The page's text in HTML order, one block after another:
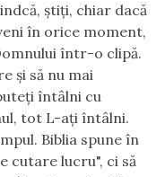
ştiţi, chiar dacă
în orice moment,
într-o clipă.
şi să nu mai
întâlni cu
tot L-aţi întâlni.
Biblia spune în
cutare lucru", ci să